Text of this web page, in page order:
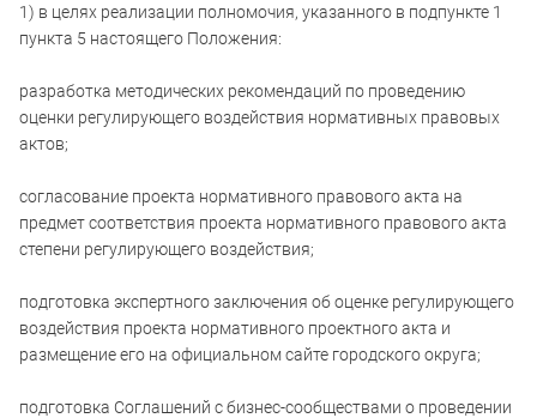
1) в целях реализации полномочия, указанного в подпункте 1
пункта 5 настоящего Положения:
разработка методических рекомендаций по проведению
оценки регулирующего воздействия нормативных правовых
актов;
согласование проекта нормативного правового акта на
предмет соответствия проекта нормативного правового акта
степени регулирующего воздействия;
подготовка экспертного заключения об оценке регулирующего
воздействия проекта нормативного проектного акта и
размещение его на официальном сайте городского округа;
подготовка Соглашений с бизнес-сообществами о проведении